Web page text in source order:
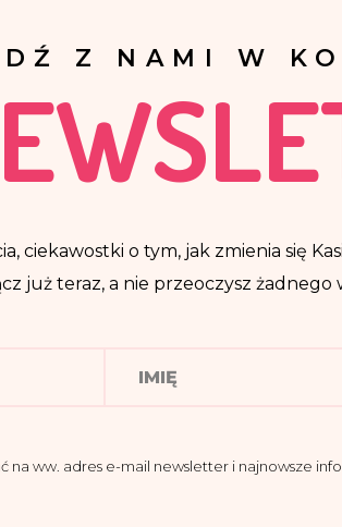
Z NAMI W
ciekawostki o tym, jak zmienia się
już teraz, a nie przeoczysz
na ww. adres e-mail newsletter i najnowsze